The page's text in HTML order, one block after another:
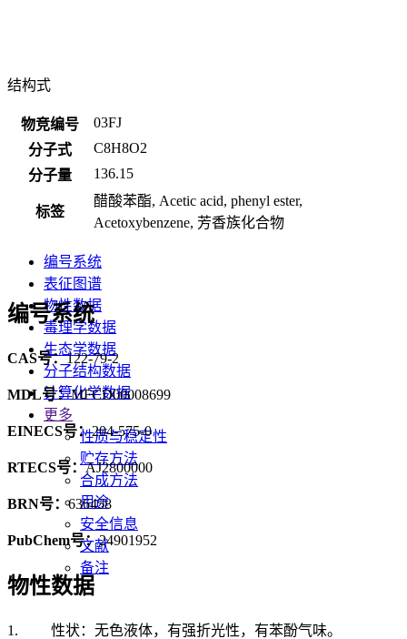
结构式
物竞编号
03FJ
分子式
C8H8O2
分子量
136.15
标签
醋酸苯酯, Acetic acid, phenyl ester,
Acetoxybenzene, 芳香族化合物
编号系统
表征图谱
物性数据
毒理学数据
生态学数据
分子结构数据
计算化学数据
更多
性质与稳定性
贮存方法
合成方法
用途
安全信息
文献
备注
编号系统
CAS号：122-79-2
MDL号：MFCD00008699
EINECS号：204-575-0
RTECS号：AJ2800000
BRN号：636458
PubChem号：24901952
物性数据
1. 性状：无色液体，有强折光性，有苯酚气味。